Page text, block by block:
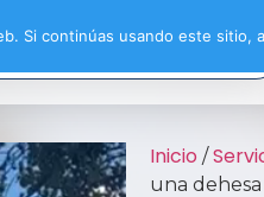
Inicio /
una
Si continúas usando este sitio,